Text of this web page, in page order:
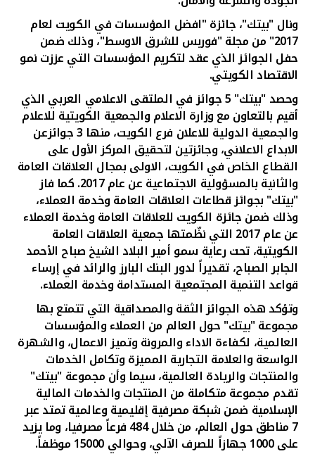
ونال "بيتك"، جائزة "افضل المؤسسات في الكويت لعام
2017" من مجلة "فوربس للشرق الاوسط"، وذلك ضمن
حفل الجوائز الذي عقد لتكريم المؤسسات التي عززت نمو
الاقتصاد الكويتي.
وحصد "بيتك" 5 جوائز في الملتقى الاعلامي العربي الذي
أقيم بالتعاون مع وزارة الاعلام والجمعية الكويتية للاعلام
والجمعية الدولية للاعلان فرع الكويت، منها 3 جوائزعن
الابداع الاعلاني، وجائزتين لتحقيق المركز الأول على
القطاع الخاص في الكويت، الاولى بمجال العلاقات العامة
والثانية بالمسؤولية الاجتماعية عن عام 2017. كما فاز
"بيتك" بجوائز قطاعات العلاقات العامة وخدمة العملاء،
وذلك ضمن جائزة الكويت للعلاقات العامة وخدمة العملاء
عن عام 2017 التي نظّمتها جمعية العلاقات العامة
الكويتية، تحت رعاية سمو أمير البلاد الشيخ صباح الأحمد
الجابر الصباح، تقديراً لدور البنك البارز والرائد في إرساء
قواعد التنمية المجتمعية المستدامة وخدمة العملاء.
وتؤكد هذه الجوائز الثقة والمصداقية التي تتمتع بها
مجموعة "بيتك" حول العالم من العملاء والمؤسسات
العالمية، لكفاءة الاداء والمرونة وتميز الاعمال،والشهرة
الواسعة والعلامة التجارية المميزة وتكامل الخدمات
والمنتجات والريادة العالمية، سيما وأن مجموعة "بيتك"
تقدم مجموعة متكاملة من المنتجات والخدمات المالية
الإسلامية ضمن شبكة مصرفية إقليمية وعالمية تمتد عبر
7 مناطق حول العالم، من خلال 484 فرعاً مصرفيا، وما يزيد
على 1000 جهازاً للصرف الآلي، وحوالي 15000 موظفاً.